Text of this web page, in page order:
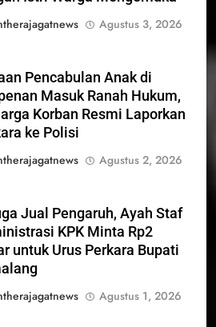
Agustus 3, 2026
Pencabulan Anak di
Masuk Ranah Hukum,
Korban Resmi Laporkan
ke Polisi
Agustus 2, 2026
Jual Pengaruh, Ayah Staf
KPK Minta Rp2
untuk Urus Perkara Bupati
Agustus 1, 2026